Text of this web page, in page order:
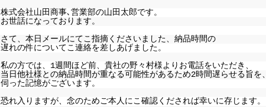
株式会社山田商事､営業部の山田太郎です。
お世話になっております。
さて、本日メールにてこ指摘くださいました、納品時間の
遅れの件についてこ連絡を差しあげました。
私の方では、1週間ほど前、貴社の野々村様よりお電話をいただき、
当日他社様との納品時間が重なる可能性があるため2時間遅らせる旨を、
伺った記憶がございます。
恐れ入りますが、念のためご本人にこ確認くだされば幸いに存じます。